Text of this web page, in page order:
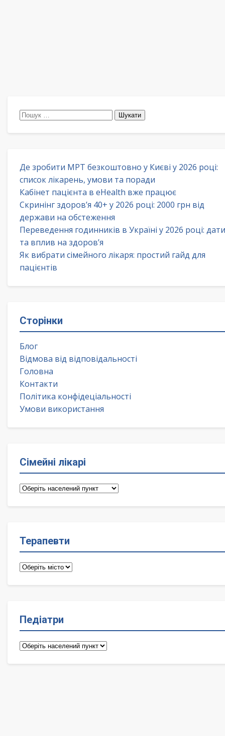
Пошук:
Де зробити МРТ безкоштовно у Києві у 2026 році:
список лікарень, умови та поради
Кабінет пацієнта в eHealth вже працює
Скринінг здоров’я 40+ у 2026 році: 2000 грн від
держави на обстеження
Переведення годинників в Україні у 2026 році: дати
та вплив на здоров’я
Як вибрати сімейного лікаря: простий гайд для
пацієнтів
Сторінки
Блог
Відмова від відповідальності
Головна
Контакти
Політика конфідеціальності
Умови використання
Сімейні лікарі
Сімейні
Терапевти
Терапевти
Педіатри
Педіатри